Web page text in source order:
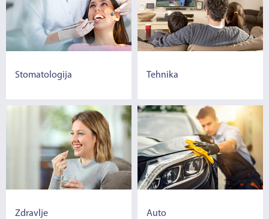
Stomatologija Tehnika
Zdravlje Auto